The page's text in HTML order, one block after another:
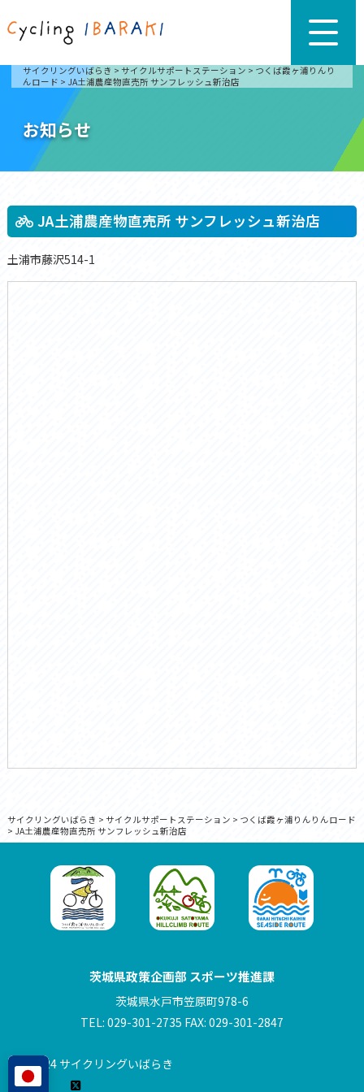
サイクリングいばらき > サイクルサポートステーション > つくば霞ヶ浦りんり
んロード > JA土浦農産物直売所 サンフレッシュ新治店
お知らせ
JA土浦農産物直売所 サンフレッシュ新治店
土浦市藤沢514-1
サイクリングいばらき > サイクルサポートステーション > つくば霞ヶ浦りんりんロード
> JA土浦農産物直売所 サンフレッシュ新治店
茨城県政策企画部 スポーツ推進課
茨城県水戸市笠原町978-6
TEL: 029-301-2735 FAX: 029-301-2847
© 2024 サイクリングいばらき